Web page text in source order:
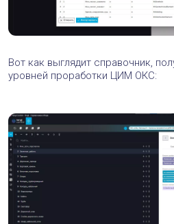
Вот как выглядит справочник,
уровней проработки ЦИМ ОКС: